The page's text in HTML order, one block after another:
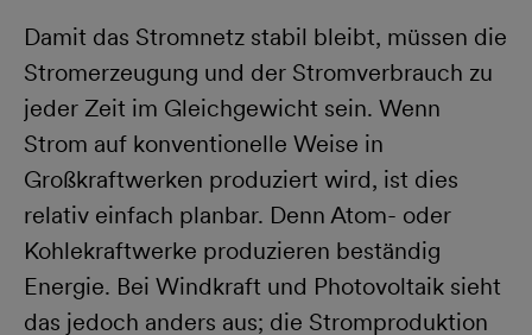
Damit das Stromnetz stabil bleibt, müssen die
Stromerzeugung und der Stromverbrauch zu
jeder Zeit im Gleichgewicht sein. Wenn
Strom auf konventionelle Weise in
Großkraftwerken produziert wird, ist dies
relativ einfach planbar. Denn Atom- oder
Kohlekraftwerke produzieren beständig
Energie. Bei Windkraft und Photovoltaik sieht
das jedoch anders aus; die Stromproduktion